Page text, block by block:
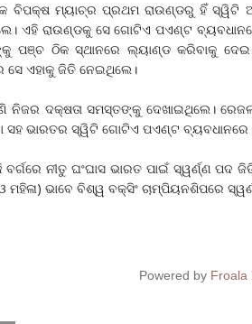
ବିପକ୍ଷ ମ୍ୟାଚ୍‌ର ପ୍ରଥମ ରାଉଣ୍ଡରୁ ହିଁ ସ୍ୱିଟି
ଏହି ରାଉଣ୍ଡକୁ ସେ ଗୋଟିଏ ପଏଣ୍ଟ
ପଞ୍ଚ ଠିକ ସ୍ଥାନରେ ଲ୍ୟାଣ୍ଡ କରିବାକୁ ଦେଇ
ସେ ଏହାକୁ ଜିତି ନେଇଥିଲେ।
ନିଜର ଦକ୍ଷତା ସମସ୍ତଙ୍କୁ ଦେଖାଇଥିଲେ।
ସହ ଭାରତର ସ୍ୱିଟି ଗୋଟିଏ ପଏଣ୍ଟ ବ୍ୟବଧାନରେ
ବର୍ଗରେ ନୀତୁ ଘଂଘାସ ଭାରତ ପାଇଁ ସ୍ୱର୍ଣ୍ଣ
ଭାବେ ବିଶ୍ୱ ବକ୍ସିଂ ଚାମ୍ପିୟନଶିପରେ
Powered by Froala